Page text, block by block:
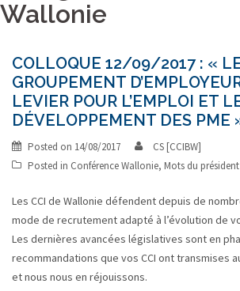
Wallonie
COLLOQUE 12/09/2017 : «
GROUPEMENT
LEVIER POUR L’EMPLOI ET
DÉVELOPPEMENT DES PME
Posted on 14/08/2017
CS [CCIBW]
Posted in Conférence Wallonie, Mots du président
Les CCI de Wallonie défendent depuis de
mode de recrutement adapté à l’évolution de
Les dernières avancées législatives sont en
recommandations que vos CCI ont transmises
et nous nous en réjouissons.